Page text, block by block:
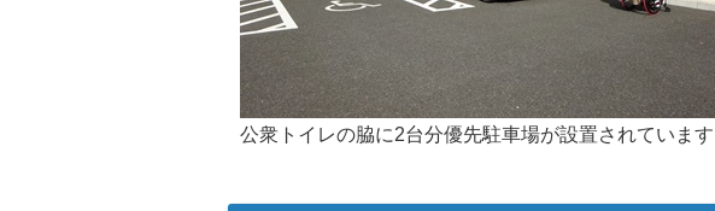
公衆トイレの脇に2台分優先駐車場が設置されていま